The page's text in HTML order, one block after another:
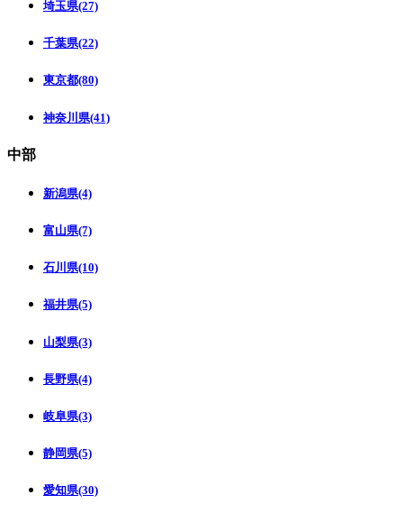
埼玉県(27)
千葉県(22)
東京都(80)
神奈川県(41)
中部
新潟県(4)
富山県(7)
石川県(10)
福井県(5)
山梨県(3)
長野県(4)
岐阜県(3)
静岡県(5)
愛知県(30)